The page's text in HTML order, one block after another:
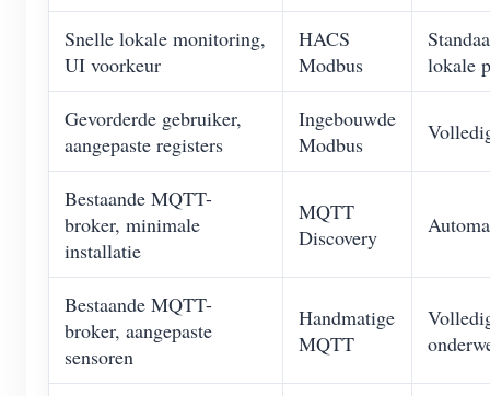
Snelle lokale monitoring,
UI voorkeur
HACS
Modbus
lokale
Gevorderde gebruiker,
aangepaste registers
Ingebouwde
Modbus
Bestaande MQTT-
broker, minimale
installatie
MQTT
Discovery
Bestaande MQTT-
broker, aangepaste
sensoren
Handmatige
MQTT